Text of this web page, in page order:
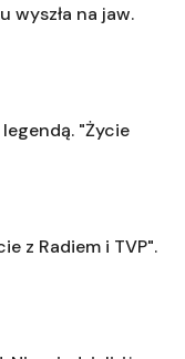
wyszła na jaw.
"Życie
z Radiem i TVP".